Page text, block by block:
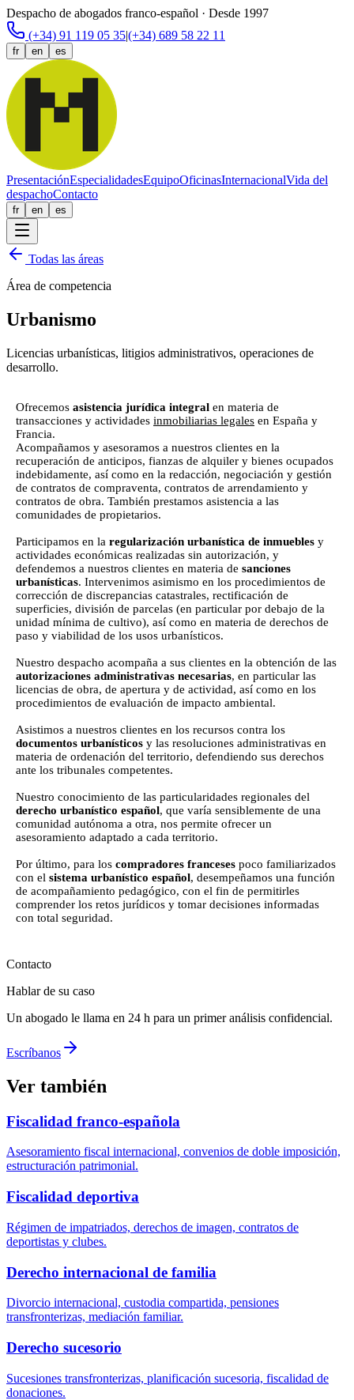
Despacho de abogados franco-español · Desde 1997
(+34) 91 119 05 35|(+34) 689 58 22 11
fr en es
PresentaciónEspecialidadesEquipoOficinasInternacionalVida del
despachoContacto
fr en es
Todas las áreas
Área de competencia
Urbanismo
Licencias urbanísticas, litigios administrativos, operaciones de
desarrollo.
Ofrecemos asistencia jurídica integral en materia de
transacciones y actividades inmobiliarias legales en España y
Francia.
Acompañamos y asesoramos a nuestros clientes en la
recuperación de anticipos, fianzas de alquiler y bienes ocupados
indebidamente, así como en la redacción, negociación y gestión
de contratos de compraventa, contratos de arrendamiento y
contratos de obra. También prestamos asistencia a las
comunidades de propietarios.
Participamos en la regularización urbanística de inmuebles y
actividades económicas realizadas sin autorización, y
defendemos a nuestros clientes en materia de sanciones
urbanísticas. Intervenimos asimismo en los procedimientos de
corrección de discrepancias catastrales, rectificación de
superficies, división de parcelas (en particular por debajo de la
unidad mínima de cultivo), así como en materia de derechos de
paso y viabilidad de los usos urbanísticos.
Nuestro despacho acompaña a sus clientes en la obtención de las
autorizaciones administrativas necesarias, en particular las
licencias de obra, de apertura y de actividad, así como en los
procedimientos de evaluación de impacto ambiental.
Asistimos a nuestros clientes en los recursos contra los
documentos urbanísticos y las resoluciones administrativas en
materia de ordenación del territorio, defendiendo sus derechos
ante los tribunales competentes.
Nuestro conocimiento de las particularidades regionales del
derecho urbanístico español, que varía sensiblemente de una
comunidad autónoma a otra, nos permite ofrecer un
asesoramiento adaptado a cada territorio.
Por último, para los compradores franceses poco familiarizados
con el sistema urbanístico español, desempeñamos una función
de acompañamiento pedagógico, con el fin de permitirles
comprender los retos jurídicos y tomar decisiones informadas
con total seguridad.
Contacto
Hablar de su caso
Un abogado le llama en 24 h para un primer análisis confidencial.
Escríbanos
Ver también
Fiscalidad franco-española
Asesoramiento fiscal internacional, convenios de doble imposición,
estructuración patrimonial.
Fiscalidad deportiva
Régimen de impatriados, derechos de imagen, contratos de
deportistas y clubes.
Derecho internacional de familia
Divorcio internacional, custodia compartida, pensiones
transfronterizas, mediación familiar.
Derecho sucesorio
Sucesiones transfronterizas, planificación sucesoria, fiscalidad de
donaciones.